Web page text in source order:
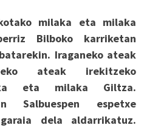
milaka eta milaka
Bilboko karriketan
Iraganeko ateak
ateak irekitzeko
eta milaka Giltza.
Salbuespen espetxe
dela aldarrikatuz.